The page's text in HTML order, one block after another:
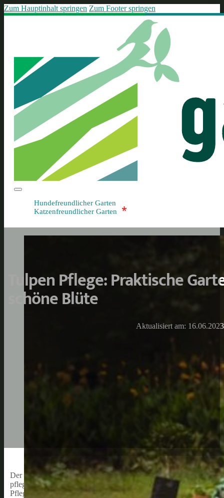
Zum Hauptinhalt springen Zum Footer springen
Hundefreundlicher Garten
Katzenfreundlicher Garten
*
Tulpen Pflege: Praktische
schöne Blüte
Aktualisiert am: 16.06.2023
Der Frühling ist endlich da und mit ihm die wunderschönen
pflegen ist eine lohnende Aufgabe für jeden Hobbygärtner und
Pflege, um sowohl Anfängern als auch erfahrenen